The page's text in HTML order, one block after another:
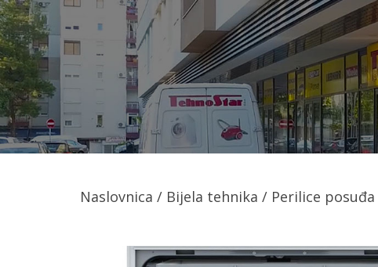
Naslovnica / Bijela tehnika / Perilice posuđa